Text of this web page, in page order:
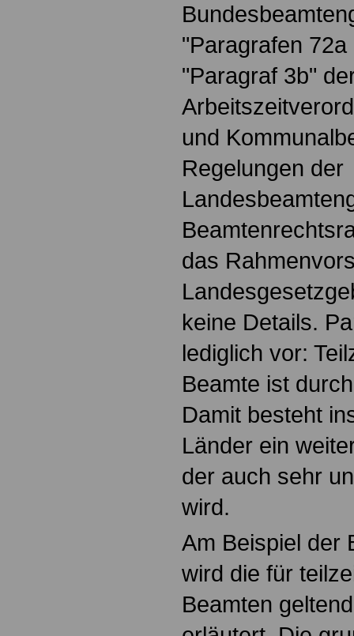
"Paragrafen
"Paragraf 3b"
und
Regelungen der
das
keine Details.
lediglich vor:
Beamte ist
Damit besteht
Länder ein
der auch sehr
wird.
Am Beispiel der
wird die für
Beamten